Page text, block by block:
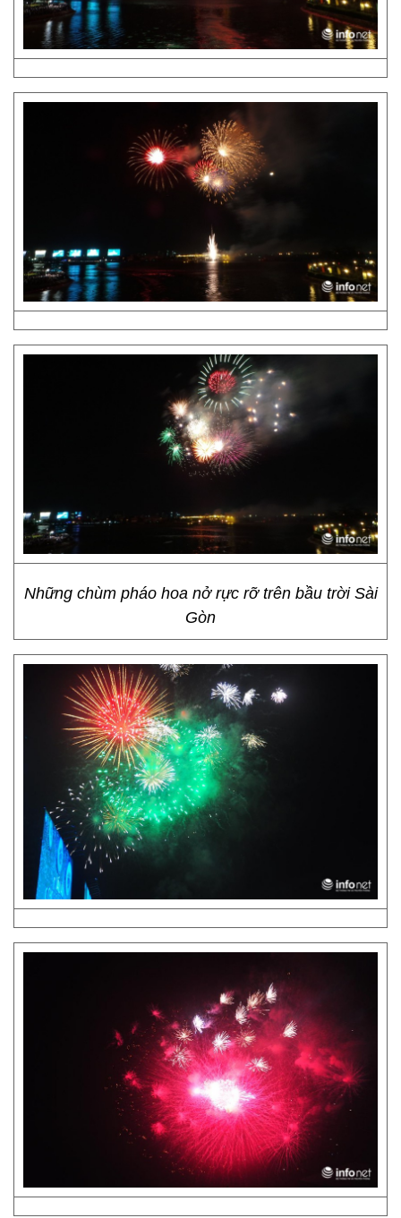
Những chùm pháo hoa nở rực rỡ trên bầu trời Sài
Gòn